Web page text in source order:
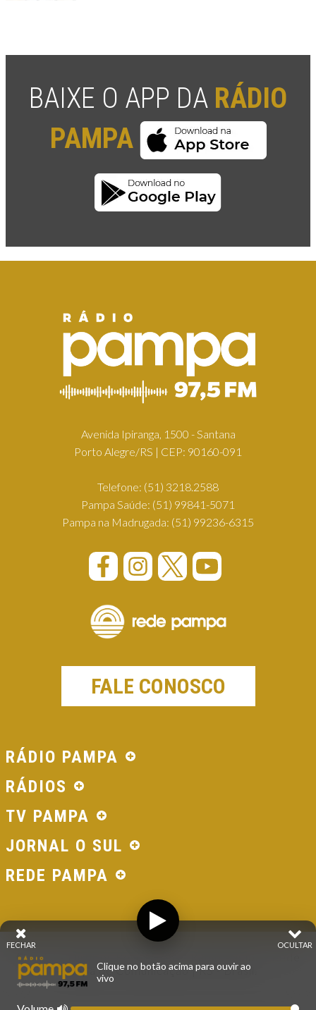
BAIXE O APP DA RÁDIO
PAMPA
Avenida Ipiranga, 1500 - Santana
Porto Alegre/RS | CEP: 90160-091
Telefone: (51) 3218.2588
Pampa Saúde: (51) 99841-5071
Pampa na Madrugada: (51) 99236-6315
FALE CONOSCO
RÁDIO PAMPA
RÁDIOS
TV PAMPA
JORNAL O SUL
REDE PAMPA
© 2026 - Direitos Reservados - Rádio Pampa - Rede
Pampa de Comunicação | RS - Brasil.
OCULTAR
FECHAR
Clique no botão acima para ouvir ao
vivo